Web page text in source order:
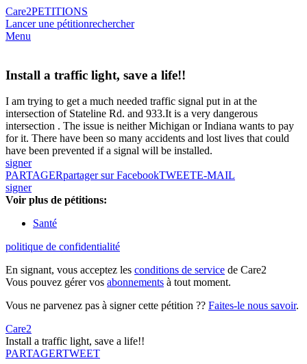
Care2PETITIONS
Lancer une pétitionrechercher
Menu
Install a traffic light, save a life!!
I am trying to get a much needed traffic signal put in at the
intersection of Stateline Rd. and 933.It is a very dangerous
intersection . The issue is neither Michigan or Indiana wants to pay
for it. There have been so many accidents and lost lives that could
have been prevented if a signal will be installed.
signer
PARTAGERpartager sur FacebookTWEETE-MAIL
signer
Voir plus de pétitions:
Santé
politique de confidentialité
En signant, vous acceptez les conditions de service de Care2
Vous pouvez gérer vos abonnements à tout moment.
Vous ne parvenez pas à signer cette pétition ?? Faites-le nous savoir.
Care2
Install a traffic light, save a life!!
PARTAGERTWEET